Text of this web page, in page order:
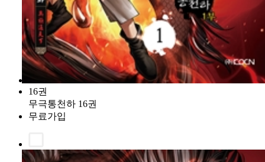
16권
무극통천하 16권
무료가입